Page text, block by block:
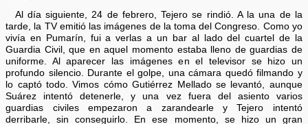
Al día siguiente, 24 de febrero, Tejero se rindió. A la una de la
tarde, la TV emitió las imágenes de la toma del Congreso. Como yo
vivía en Pumarín, fui a verlas a un bar al lado del cuartel de la
Guardia Civil, que en aquel momento estaba lleno de guardias de
uniforme. Al aparecer las imágenes en el televisor se hizo un
profundo silencio. Durante el golpe, una cámara quedó filmando y
lo captó todo. Vimos cómo Gutiérrez Mellado se levantó, aunque
Suárez intentó detenerle, y una vez fuera del asiento varios
guardias civiles empezaron a zarandearle y Tejero intentó
derribarle, sin conseguirlo. En ese momento, se hizo un gran